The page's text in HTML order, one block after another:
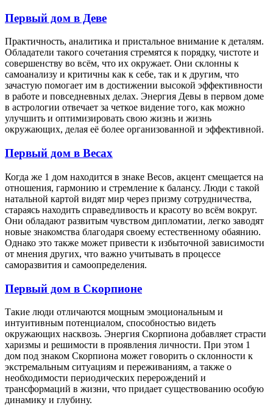
Первый дом в Деве
Практичность, аналитика и пристальное внимание к деталям.
Обладатели такого сочетания стремятся к порядку, чистоте и
совершенству во всём, что их окружает. Они склонны к
самоанализу и критичны как к себе, так и к другим, что
зачастую помогает им в достижении высокой эффективности
в работе и повседневных делах. Энергия Девы в первом доме
в астрологии отвечает за четкое видение того, как можно
улучшить и оптимизировать свою жизнь и жизнь
окружающих, делая её более организованной и эффективной.
Первый дом в Весах
Когда же 1 дом находится в знаке Весов, акцент смещается на
отношения, гармонию и стремление к балансу. Люди с такой
натальной картой видят мир через призму сотрудничества,
стараясь находить справедливость и красоту во всём вокруг.
Они обладают развитым чувством дипломатии, легко заводят
новые знакомства благодаря своему естественному обаянию.
Однако это также может привести к избыточной зависимости
от мнения других, что важно учитывать в процессе
саморазвития и самоопределения.
Первый дом в Скорпионе
Такие люди отличаются мощным эмоциональным и
интуитивным потенциалом, способностью видеть
окружающих насквозь. Энергия Скорпиона добавляет страсти
харизмы и решимости в проявления личности. При этом 1
дом под знаком Скорпиона может говорить о склонности к
экстремальным ситуациям и переживаниям, а также о
необходимости периодических перерождений и
трансформаций в жизни, что придает существованию особую
динамику и глубину.